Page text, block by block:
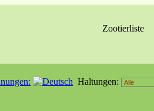
Zootierliste
Haltungen: